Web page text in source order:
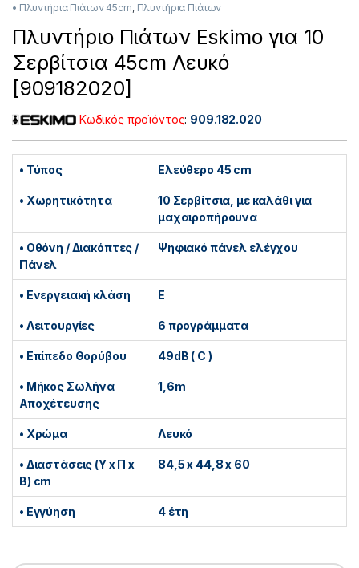
• Πλυντήρια Πιάτων 45cm, Πλυντήρια Πιάτων
Πλυντήριο Πιάτων Eskimo για 10
Σερβίτσια 45cm Λευκό
[909182020]
Κωδικός προϊόντος: 909.182.020
• Τύπος Ελεύθερο 45 cm
• Χωρητικότητα
10 Σερβίτσια, με καλάθι για
μαχαιροπήρουνα
• Οθόνη / Διακόπτες /
Πάνελ
Ψηφιακό πάνελ ελέγχου
• Ενεργειακή κλάση E
• Λειτουργίες 6 προγράμματα
• Επίπεδο Θορύβου 49dB ( C )
• Μήκος Σωλήνα
Αποχέτευσης
1,6m
• Χρώμα Λευκό
• Διαστάσεις (Υ x Π x
Β) cm
84,5 x 44,8 x 60
• Εγγύηση 4 έτη